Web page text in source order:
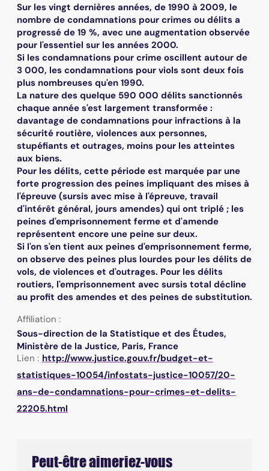
Sur les vingt dernières années, de 1990 à 2009, le
nombre de condamnations pour crimes ou délits a
progressé de 19 %, avec une augmentation observée
pour l'essentiel sur les années 2000.
Si les condamnations pour crime oscillent autour de
3 000, les condamnations pour viols sont deux fois
plus nombreuses qu'en 1990.
La nature des quelque 590 000 délits sanctionnés
chaque année s'est largement transformée :
davantage de condamnations pour infractions à la
sécurité routière, violences aux personnes,
stupéfiants et outrages, moins pour les atteintes
aux biens.
Pour les délits, cette période est marquée par une
forte progression des peines impliquant des mises à
l'épreuve (sursis avec mise à l'épreuve, travail
d'intérêt général, jours amendes) qui ont triplé ; les
peines d'emprisonnement ferme et d'amende
représentent encore une peine sur deux.
Si l'on s'en tient aux peines d'emprisonnement ferme,
on observe des peines plus lourdes pour les délits de
vols, de violences et d'outrages. Pour les délits
routiers, l'emprisonnement avec sursis total décline
au profit des amendes et des peines de substitution.
Affiliation :
Sous-direction de la Statistique et des Études,
Ministère de la Justice, Paris, France
Lien : http://www.justice.gouv.fr/budget-et-
statistiques-10054/infostats-justice-10057/20-
ans-de-condamnations-pour-crimes-et-delits-
22205.html
Peut-être aimeriez-vous